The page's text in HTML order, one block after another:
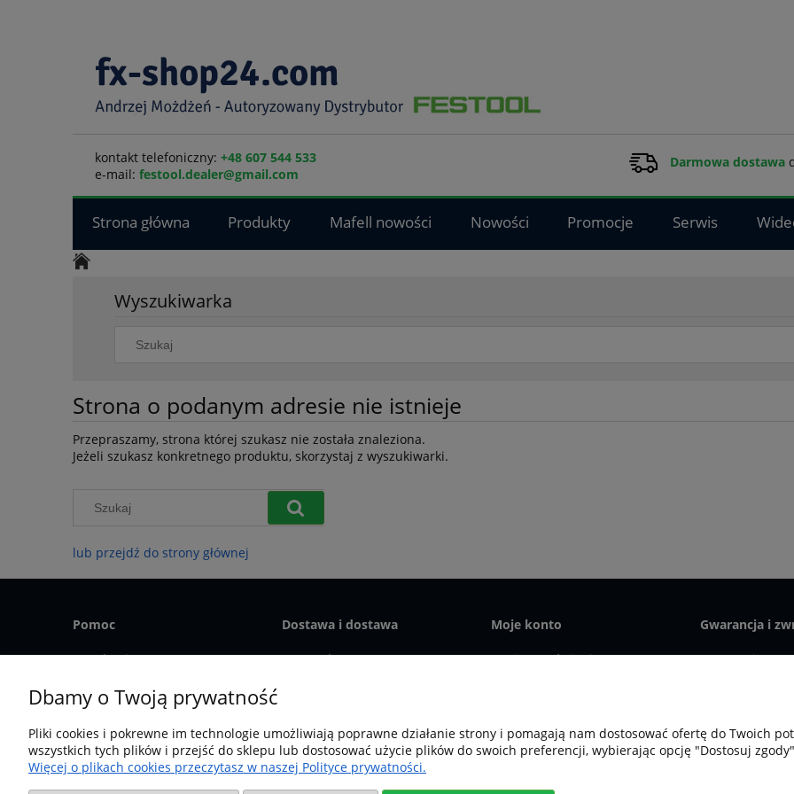
kontakt telefoniczny: +48 607 544 533
e-mail: festool.dealer@gmail.com
Darmowa dostawa
Strona główna Produkty Mafell nowości Nowości Promocje Serwis
Wyszukiwarka
Strona o podanym adresie nie istnieje
Przepraszamy, strona której szukasz nie została znaleziona.
Jeżeli szukasz konkretnego produktu, skorzystaj z wyszukiwarki.
lub przejdź do strony głównej
Pomoc
Regulamin
Bezpieczeństwo
Dostawa i dostawa
Koszty dostawy
Moje konto
Twoje zamówienia
Gwarancja i
Gwarancja
Sklep fx-shop24.com | ul. Henryka Pobożnego 10, Krosno Odrzańskie 66-600, woj. lubuskie | tel:
Dbamy o Twoją prywatność
Pliki cookies i pokrewne im technologie umożliwiają poprawne działanie strony i pomagają nam dostosować ofertę do Twoich
wszystkich tych plików i przejść do sklepu lub dostosować użycie plików do swoich preferencji, wybierając opcję "Dostosuj
Więcej o plikach cookies przeczytasz w naszej Polityce prywatności.